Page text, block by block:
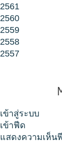
2561
2560
2559
2558
2557
เข้าสู่ระบบ
เข้าฟีด
แสดงความเห็น